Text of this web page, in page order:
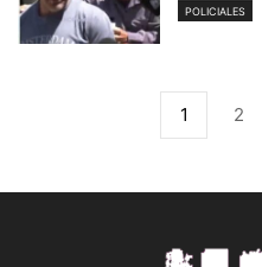
POLICIALES
1 2